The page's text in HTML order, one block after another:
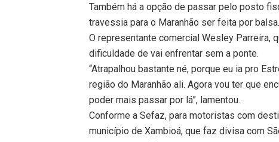
Também há a opção de passar pelo posto
travessia para o Maranhão ser feita por balsa.
O representante comercial Wesley Parreira,
dificuldade de vai enfrentar sem a ponte.
“Atrapalhou bastante né, porque eu ia pro
região do Maranhão ali. Agora vou ter que
poder mais passar por lá”, lamentou.
Conforme a Sefaz, para motoristas com
município de Xambioá, que faz divisa com